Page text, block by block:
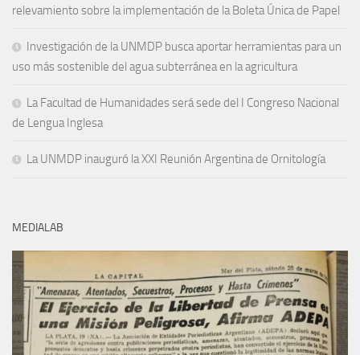
relevamiento sobre la implementación de la Boleta Única de Papel
Investigación de la UNMDP busca aportar herramientas para un
uso más sostenible del agua subterránea en la agricultura
La Facultad de Humanidades será sede del I Congreso Nacional
de Lengua Inglesa
La UNMDP inauguró la XXI Reunión Argentina de Ornitología
MEDIALAB